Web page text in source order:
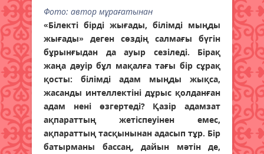
Фото: автор мұрағатынан
«Білекті бірді жығады, білімді мыңды
жығады» деген сөздің салмағы бүгін
бұрынғыдан да ауыр сезіледі. Бірақ
жаңа дәуір бұл мақалға тағы бір сұрақ
қосты: білімді адам мыңды жықса,
жасанды интеллектіні дұрыс қолданған
адам нені өзгертеді? Қазір адамзат
ақпараттың жетіспеуінен емес,
ақпараттың тасқынынан адасып тұр. Бір
батырманы бассаң, дайын мәтін де,